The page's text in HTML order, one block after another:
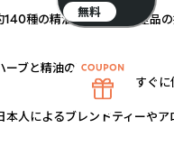
種の精油を直輸入。国産品
ブと精油の直輸入。
人によるブレンドティーやア
無料
すぐ